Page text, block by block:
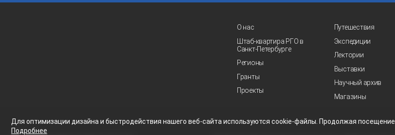
О нас
Штаб-квартира РГО в
Санкт‑Петербурге
Регионы
Гранты
Проекты
Путешествия
Экспедиции
Лектории
Выставки
Научный архив
Магазины
Для оптимизации дизайна и быстродействия нашего веб-сайта используются cookie-файлы. Продолжая посещение
Подробнее